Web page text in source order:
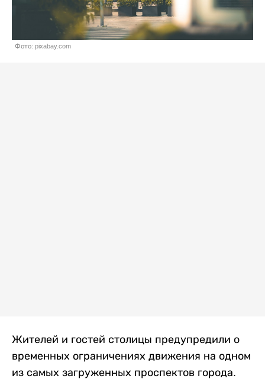
Фото: pixabay.com
Жителей и гостей столицы предупредили о
временных ограничениях движения на одном
из самых загруженных проспектов города.